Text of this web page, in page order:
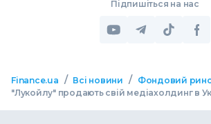
Підпишіться на нас
Finance.ua / Всі новини / Фондовий
"Лукойлу" продають свій медіахолдинг в